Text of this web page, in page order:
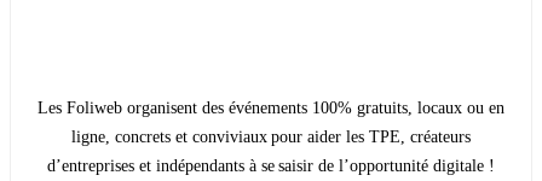
Les Foliweb organisent des événements 100% gratuits, locaux ou en
ligne, concrets et conviviaux pour aider les TPE, créateurs
d’entreprises et indépendants à se saisir de l’opportunité digitale !